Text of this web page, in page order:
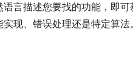
言描述您要找的功能，即可
现、错误处理还是特定算法。